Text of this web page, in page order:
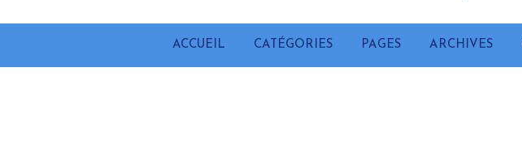
ACCUEIL CATÉGORIES PAGES ARCHIVES